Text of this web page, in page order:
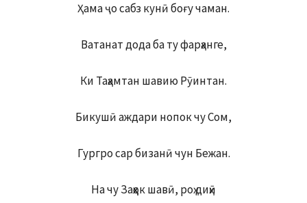
Ҳама ҷо сабз кунӣ боғу чаман.
Ватанат дода ба ту фарҳанге,
Ки Таҳамтан шавию Рӯинтан.
Бикушӣ аждари нопок чу Сом,
Гургро сар бизанӣ чун Бежан.
На чу Заҳҳок шавӣ, роҳ диҳӣ